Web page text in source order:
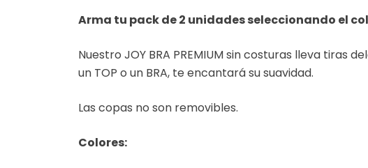
Arma tu pack de 2 unidades seleccionando el
Nuestro JOY BRA PREMIUM sin costuras lleva tiras
un TOP o un BRA, te encantará su suavidad.
Las copas no son removibles.
Colores: